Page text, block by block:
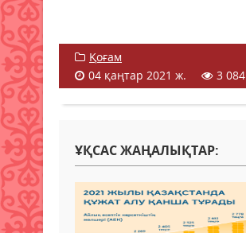
Қоғам
04 қаңтар 2021 ж.
3 084
ҰҚСАС ЖАҢАЛЫҚТАР: